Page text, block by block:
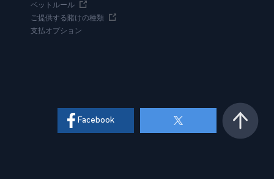
ベットルール
ご提供する賭けの種類
支払オプション
Facebook